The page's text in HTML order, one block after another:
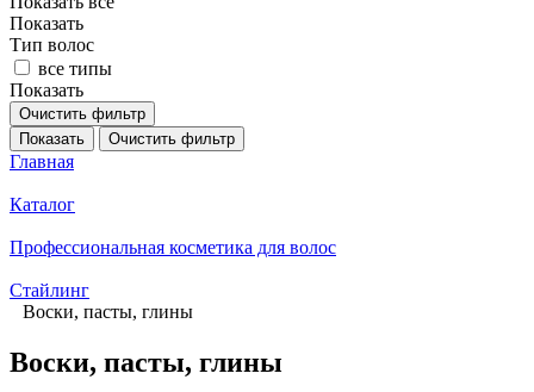
Показать
Тип волос
все типы
Показать
Очистить фильтр
Показать
Очистить фильтр
Главная
Каталог
Профессиональная косметика для волос
Стайлинг
Воски, пасты, глины
Воски, пасты, глины